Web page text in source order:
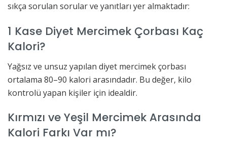
sıkça sorulan sorular ve yanıtları yer almaktadır:
1 Kase Diyet Mercimek Çorbası Kaç
Kalori?
Yağsız ve unsuz yapılan diyet mercimek çorbası
ortalama 80–90 kalori arasındadır. Bu değer, kilo
kontrolü yapan kişiler için idealdir.
Kırmızı ve Yeşil Mercimek Arasında
Kalori Farkı Var mı?